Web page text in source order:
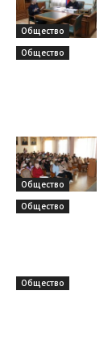
Общество
Общество
Общество
Общество
Общество